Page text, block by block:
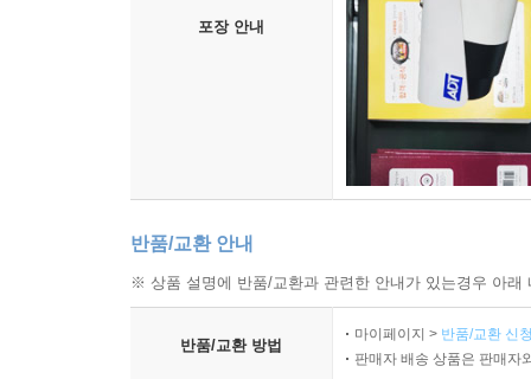
포장 안내
반품/교환 안내
※ 상품 설명에 반품/교환과 관련한 안내가 있는경우 아
반품/교환 방법
마이페이지 > 반품/교환 신
판매자 배송 상품은 판매자